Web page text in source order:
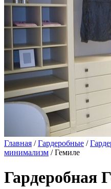
Главная /Гардеробные /
минимализм / Гемиле
Гардеробная